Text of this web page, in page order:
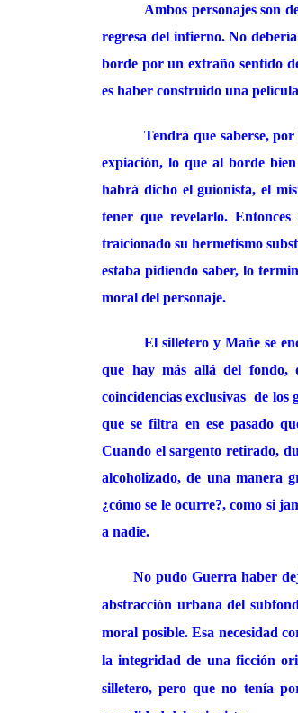
Ambos personajes son
regresa del infierno. No
borde por un extraño sentido
es haber construido una
Tendrá que saberse,
expiación, lo que al borde
habrá dicho el guionista, el
tener que revelarlo.
traicionado su hermetismo
estaba pidiendo saber, lo
moral del personaje.
El silletero y Mañe se
que hay más allá del fondo,
coincidencias exclusivas de los
que se filtra en ese pasado
Cuando el sargento retirado,
alcoholizado, de una manera
¿cómo se le ocurre?, como si
a nadie.
No pudo Guerra haber
abstracción urbana del
moral posible. Esa necesidad
la integridad de una ficción
silletero, pero que no tenía